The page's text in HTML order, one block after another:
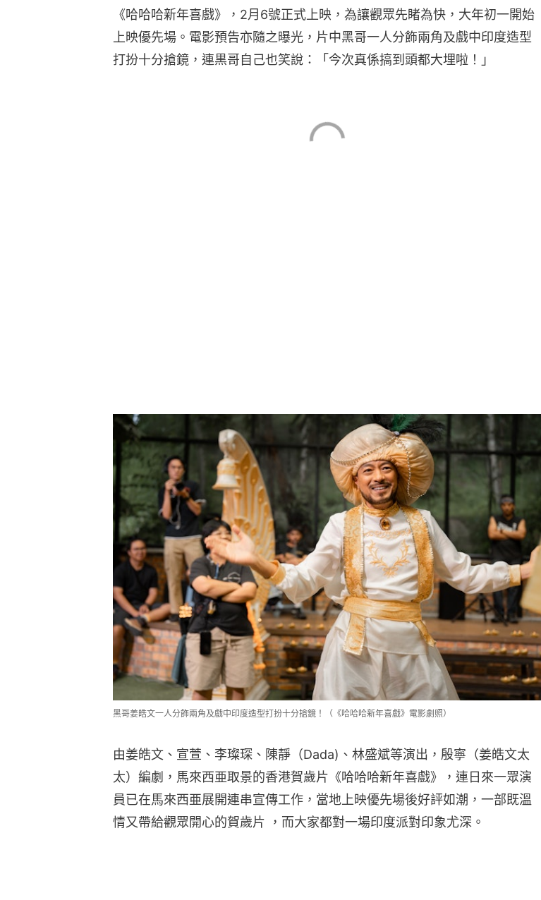
《哈哈哈新年喜戲》，2月6號正式上映，為讓觀眾先睹為快，大年初一開始
上映優先場。電影預告亦隨之曝光，片中黑哥一人分飾兩角及戲中印度造型
打扮十分搶鏡，連黒哥自己也笑說：「今次真係搞到頭都大埋啦！」
黑哥姜皓文一人分飾兩角及戲中印度造型打扮十分搶鏡！（《哈哈哈新年喜戲》電影劇照）
由姜皓文、宣萱、李璨琛、陳靜（Dada)、林盛斌等演出，殷寧（姜皓文太
太）編劇，馬來西亜取景的香港賀歲片《哈哈哈新年喜戲》，連日來一眾演
員已在馬來西亜展開連串宣傳工作，當地上映優先場後好評如潮，一部既溫
情又帶給觀眾開心的賀歲片 ，而大家都對一場印度派對印象尤深。